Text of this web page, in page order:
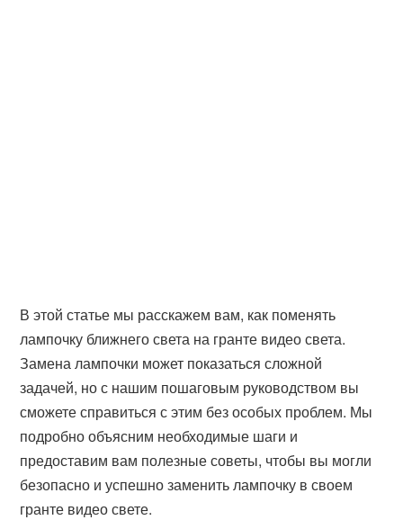
В этой статье мы расскажем вам, как поменять
лампочку ближнего света на гранте видео света.
Замена лампочки может показаться сложной
задачей, но с нашим пошаговым руководством вы
сможете справиться с этим без особых проблем. Мы
подробно объясним необходимые шаги и
предоставим вам полезные советы, чтобы вы могли
безопасно и успешно заменить лампочку в своем
гранте видео свете.